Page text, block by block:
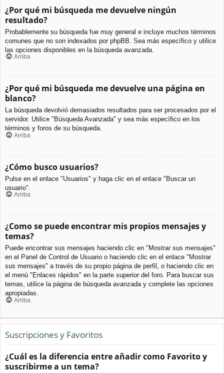
¿Por qué mi búsqueda me devuelve ningún
resultado?
Probablemente su búsqueda fue muy general e incluye muchos términos
comunes que no son indexados por phpBB. Sea más específico y utilice
las opciones disponibles en la búsqueda avanzada.
Arriba
¿Por qué mi búsqueda me devuelve una página en
blanco?
La búsqueda devolvió demasiados resultados para ser procesados por el
servidor. Utilice "Búsqueda Avanzada" y sea más específico en los
términos y foros de su búsqueda.
Arriba
¿Cómo busco usuarios?
Pulse en el enlace "Usuarios" y haga clic en el enlace "Buscar un
usuario".
Arriba
¿Como se puede encontrar mis propios mensajes y
temas?
Puede encontrar sus mensajes haciendo clic en "Mostrar sus mensajes"
en el Panel de Control de Usuario o haciendo clic en el enlace "Mostrar
sus mensajes" a través de su propio página de perfil, o haciendo clic en
el menú "Enlaces rápidos" en la parte superior del foro. Para buscar sus
temas, utilice la página de búsqueda avanzada y complete las opciones
apropiadas.
Arriba
Suscripciones y Favoritos
¿Cuál es la diferencia entre añadir como Favorito y
suscribirme a un tema?